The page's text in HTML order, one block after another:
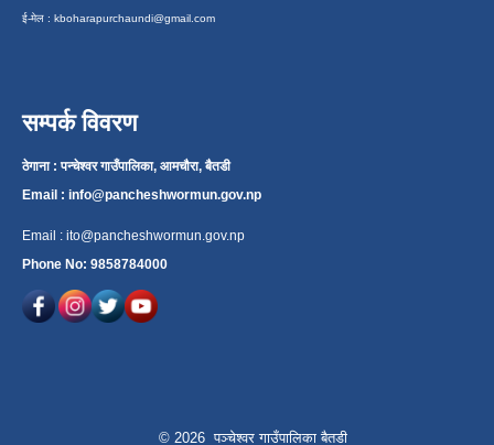
ई-मेल : kboharapurchaundi@gmail.com
सम्पर्क विवरण
ठेगाना : पन्चेश्वर गाउँपालिका, आमचौरा, बैतडी
Email : info@pancheshwormun.gov.np
Email : ito@pancheshwormun.gov.np
Phone No: 9858784000
© 2026 पञ्चेश्वर गाउँपालिका बैतडी